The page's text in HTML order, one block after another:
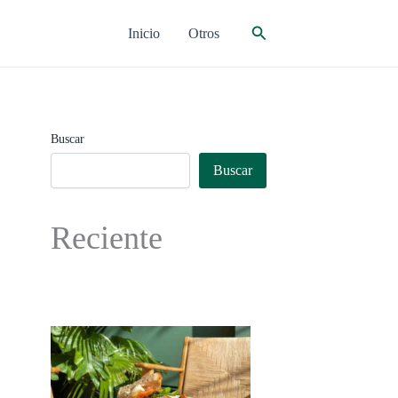
Inicio Otros Buscar
Buscar
Buscar
Reciente